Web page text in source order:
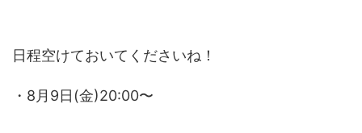
日程空けておいてくださいね！
・8月9日(金)20:00〜